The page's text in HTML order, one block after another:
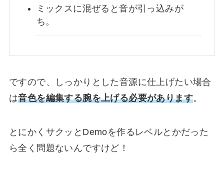
ミックスに混ぜると音が引っ込みが
ち。
ですので、しっかりとした音源に仕上げたい場合
は音色を編集する腕を上げる必要があります。
とにかくサクッとDemoを作るレベルとかだった
ら全く問題ないんですけど！